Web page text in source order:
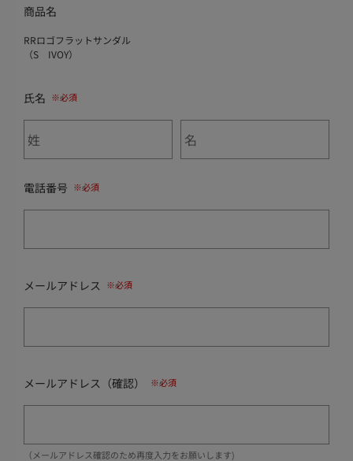
商品名
RRロゴフラットサンダル
（S IVOY）
氏名
電話番号
メールアドレス
メールアドレス（確認）
（メールアドレス確認のため再度入力をお願いします)